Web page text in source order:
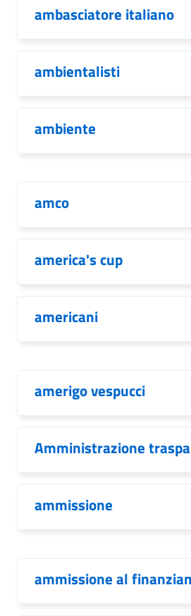
ambasciatore italiano
ambientalisti
ambiente
amco
america's cup
americani
amerigo vespucci
Amministrazione
ammissione
ammissione al